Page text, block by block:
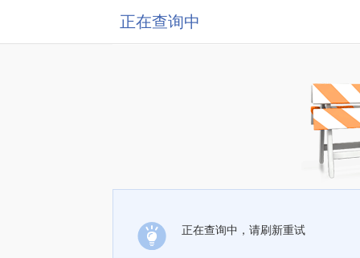
正在查询中
正在查询中，请刷新重试